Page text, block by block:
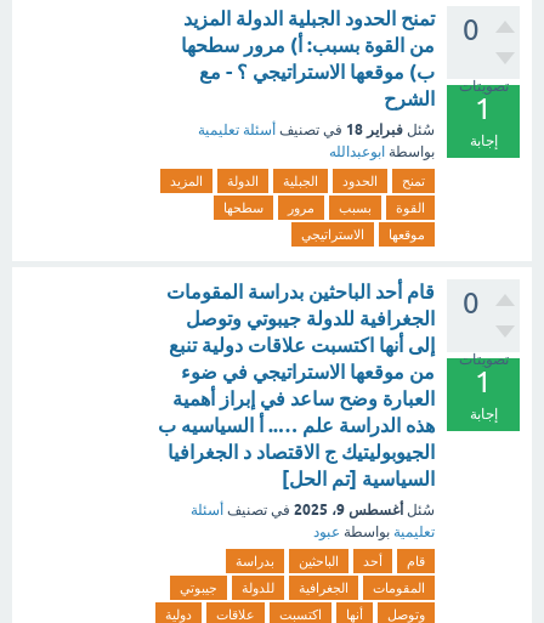
0
تصويتات
1
إجابة
تمنح الحدود الجبلية الدولة المزيد
من القوة بسبب: أ) مرور سطحها
ب) موقعها الاستراتيجي ؟ - مع
الشرح
سُئل فبراير 18 في تصنيف أسئلة تعليمية
بواسطة ابوعبدالله
تمنح الحدود الجبلية الدولة
المزيد
القوة
بسبب مرور
سطحها
موقعها
الاستراتيجي
0
تصويتات
1
إجابة
قام أحد الباحثين بدراسة المقومات
الجغرافية للدولة جيبوتي وتوصل
إلى أنها اكتسبت علاقات دولية تنبع
من موقعها الاستراتيجي ‏في ضوء
العبارة وضح ساعد في إبراز أهمية
هذه الدراسة علم ….. أ السياسيه ب
الجيوبوليتيك ج الاقتصاد د الجغرافيا
السياسية [تم الحل]
سُئل أغسطس 9، 2025 في تصنيف أسئلة
تعليمية بواسطة عبود
قام أحد الباحثين
بدراسة
المقومات
الجغرافية للدولة
جيبوتي
وتوصل
أنها اكتسبت علاقات
دولية